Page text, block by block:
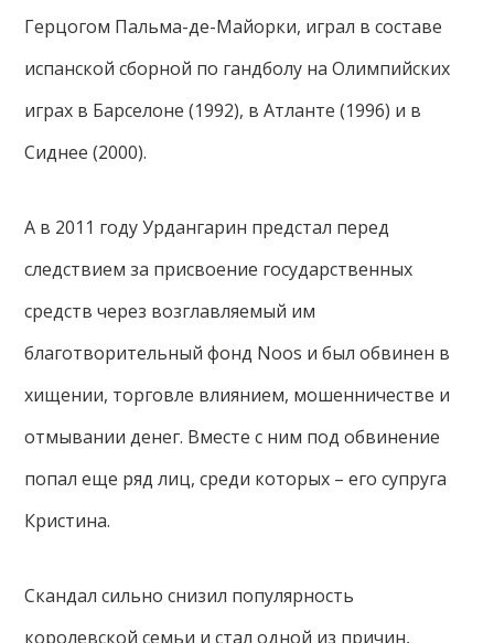
Герцогом Пальма-де-Майорки, играл в составе
испанской сборной по гандболу на Олимпийских
играх в Барселоне (1992), в Атланте (1996) и в
Сиднее (2000).
А в 2011 году Урдангарин предстал перед
следствием за присвоение государственных
средств через возглавляемый им
благотворительный фонд Noos и был обвинен в
хищении, торговле влиянием, мошенничестве и
отмывании денег. Вместе с ним под обвинение
попал еще ряд лиц, среди которых – его супруга
Кристина.
Скандал сильно снизил популярность
королевской семьи и стал одной из причин,